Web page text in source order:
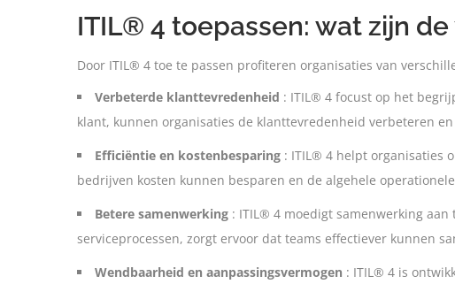
ITIL® 4 toepassen: wat zijn
Door ITIL® 4 toe te passen profiteren organisaties van
Verbeterde klanttevredenheid : ITIL® 4 focust op het
klant, kunnen organisaties de klanttevredenheid verbeteren
Efficiëntie en kostenbesparing : ITIL® 4 helpt organisaties
bedrijven kosten kunnen besparen en de algehele
Betere samenwerking : ITIL® 4 moedigt samenwerking
serviceprocessen, zorgt ervoor dat teams effectiever kunnen
Wendbaarheid en aanpassingsvermogen : ITIL® 4 is